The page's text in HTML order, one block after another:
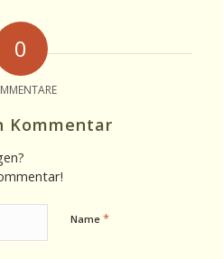
0
Kommentar
Name *